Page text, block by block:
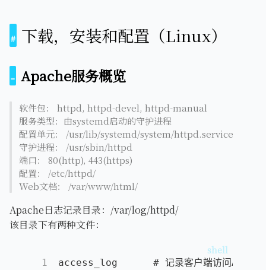
下载，安装和配置（Linux）
Apache服务概览
软件包： httpd, httpd-devel, httpd-manual
服务类型：由systemd启动的守护进程
配置单元： /usr/lib/systemd/system/httpd.service
守护进程： /usr/sbin/httpd
端口： 80(http), 443(https)
配置： /etc/httpd/
Web文档： /var/www/html/
Apache日志记录目录：/var/log/httpd/
该目录下有两种文件：
1
access_log      # 记录客户端访问Apache